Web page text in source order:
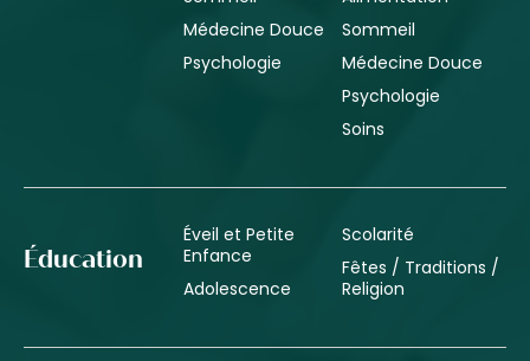
Médecine Douce
Psychologie
Sommeil
Médecine Douce
Psychologie
Soins
Éducation
Éveil et Petite
Enfance
Adolescence
Scolarité
Fêtes / Traditions /
Religion